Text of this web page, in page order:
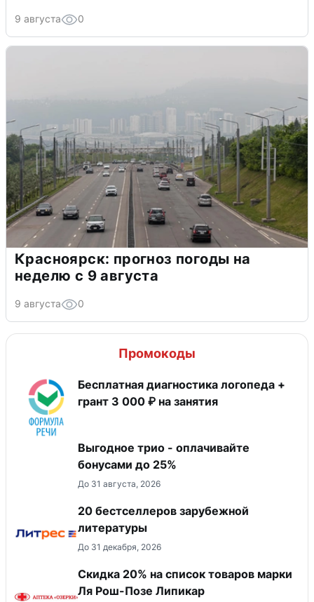
9 августа 0
Красноярск: прогноз погоды на
неделю с 9 августа
9 августа 0
Промокоды
Бесплатная диагностика логопеда +
грант 3 000 ₽ на занятия
Выгодное трио - оплачивайте
бонусами до 25%
До 31 августа, 2026
20 бестселлеров зарубежной
литературы
До 31 декабря, 2026
Скидка 20% на список товаров марки
Ля Рош-Позе Липикар